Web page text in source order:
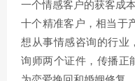
一个情感客户的获客成
十个精准客户，相当于
想从事情感咨询的行业
询师两个证件，传播正